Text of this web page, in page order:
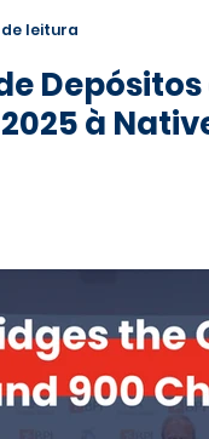
à
leitura